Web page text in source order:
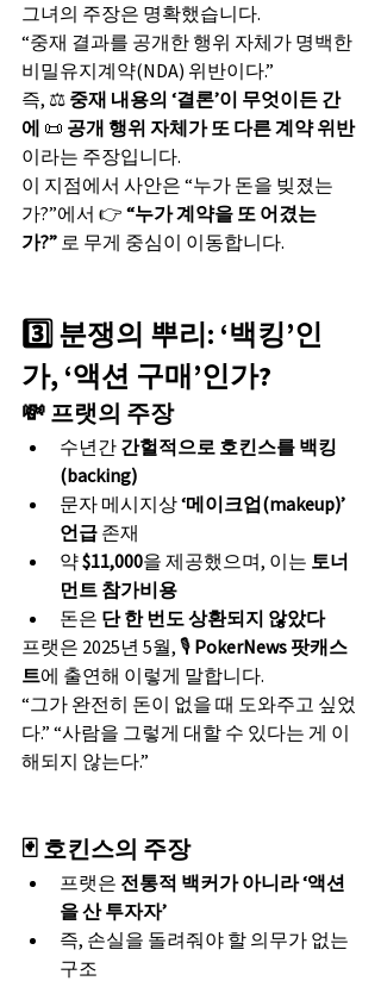
그녀의 주장은 명확했습니다.
“중재 결과를 공개한 행위 자체가 명백한
비밀유지계약(NDA) 위반이다.”
즉, ⚖️ 중재 내용의 ‘결론’이 무엇이든 간
에 📜 공개 행위 자체가 또 다른 계약 위반
이라는 주장입니다.
이 지점에서 사안은 “누가 돈을 빚졌는
가?”에서 👉 “누가 계약을 또 어겼는
가?” 로 무게 중심이 이동합니다.
3️⃣ 분쟁의 뿌리: ‘백킹’인
가, ‘액션 구매’인가?
💸 프랫의 주장
수년간 간헐적으로 호킨스를 백킹
(backing)
문자 메시지상 ‘메이크업(makeup)’
언급 존재
약 $11,000을 제공했으며, 이는 토너
먼트 참가비용
돈은 단 한 번도 상환되지 않았다
프랫은 2025년 5월, 🎙️ PokerNews 팟캐스
트에 출연해 이렇게 말합니다.
“그가 완전히 돈이 없을 때 도와주고 싶었
다.” “사람을 그렇게 대할 수 있다는 게 이
해되지 않는다.”
🃏 호킨스의 주장
프랫은 전통적 백커가 아니라 ‘액션
을 산 투자자’
즉, 손실을 돌려줘야 할 의무가 없는
구조